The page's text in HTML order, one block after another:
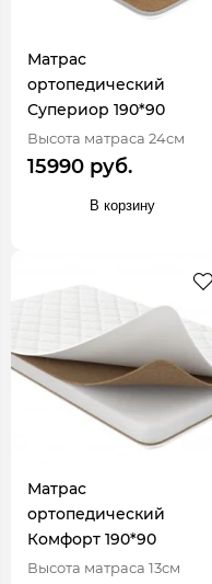
Матрас
ортопедический
Супериор 190*90
Высота матраса 24см
15990 руб.
В корзину
Матрас
ортопедический
Комфорт 190*90
Высота матраса 13см